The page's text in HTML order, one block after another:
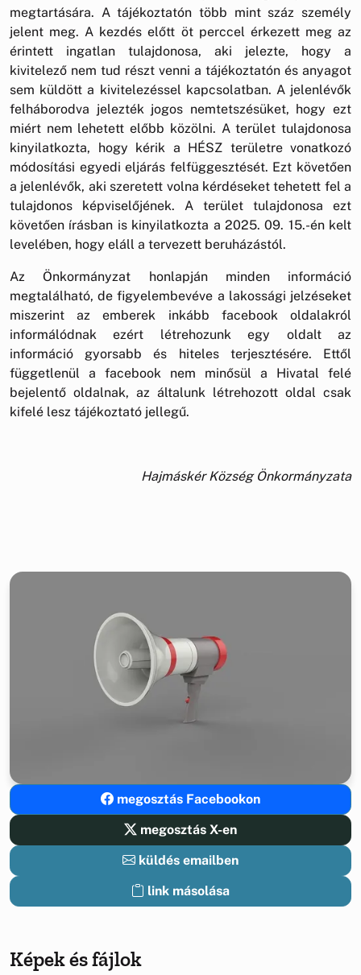
megtartására. A tájékoztatón több mint száz személy
jelent meg. A kezdés előtt öt perccel érkezett meg az
érintett ingatlan tulajdonosa, aki jelezte, hogy a
kivitelező nem tud részt venni a tájékoztatón és anyagot
sem küldött a kivitelezéssel kapcsolatban. A jelenlévők
felháborodva jelezték jogos nemtetszésüket, hogy ezt
miért nem lehetett előbb közölni. A terület tulajdonosa
kinyilatkozta, hogy kérik a HÉSZ területre vonatkozó
módosítási egyedi eljárás felfüggesztését. Ezt követően
a jelenlévők, aki szeretett volna kérdéseket tehetett fel a
tulajdonos képviselőjének. A terület tulajdonosa ezt
követően írásban is kinyilatkozta a 2025. 09. 15.-én kelt
levelében, hogy eláll a tervezett beruházástól.
Az Önkormányzat honlapján minden információ
megtalálható, de figyelembevéve a lakossági jelzéseket
miszerint az emberek inkább facebook oldalakról
informálódnak ezért létrehozunk egy oldalt az
információ gyorsabb és hiteles terjesztésére. Ettől
függetlenül a facebook nem minősül a Hivatal felé
bejelentő oldalnak, az általunk létrehozott oldal csak
kifelé lesz tájékoztató jellegű.
Hajmáskér Község Önkormányzata
megosztás Facebookon
megosztás X-en
küldés emailben
link másolása
Képek és fájlok